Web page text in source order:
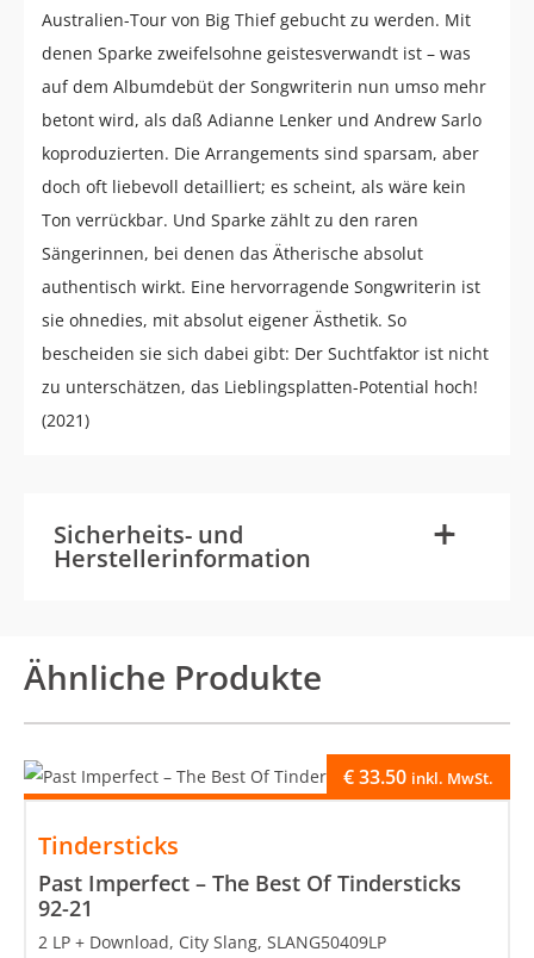
Australien-Tour von Big Thief gebucht zu werden. Mit
denen Sparke zweifelsohne geistesverwandt ist – was
auf dem Albumdebüt der Songwriterin nun umso mehr
betont wird, als daß Adianne Lenker und Andrew Sarlo
koproduzierten. Die Arrangements sind sparsam, aber
doch oft liebevoll detailliert; es scheint, als wäre kein
Ton verrückbar. Und Sparke zählt zu den raren
Sängerinnen, bei denen das Ätherische absolut
authentisch wirkt. Eine hervorragende Songwriterin ist
sie ohnedies, mit absolut eigener Ästhetik. So
bescheiden sie sich dabei gibt: Der Suchtfaktor ist nicht
zu unterschätzen, das Lieblingsplatten-Potential hoch!
(2021)
Sicherheits- und
Herstellerinformation +
-
Ähnliche Produkte
Tindersticks
Past Imperfect – The Best Of Tindersticks
92-21
€33.50 inkl. MwSt.
2 LP + Download, City Slang, SLANG50409LP